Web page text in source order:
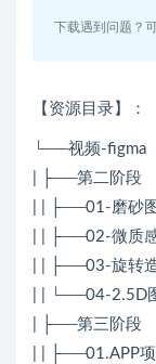
下载遇到问题？
【资源目录】：
└──视频-figma
| ├──第二阶段
| | ├──01-磨砂
| | ├──02-微质
| | ├──03-旋转
| | └──04-2.5D
| ├──第三阶段
| | ├──01.APP